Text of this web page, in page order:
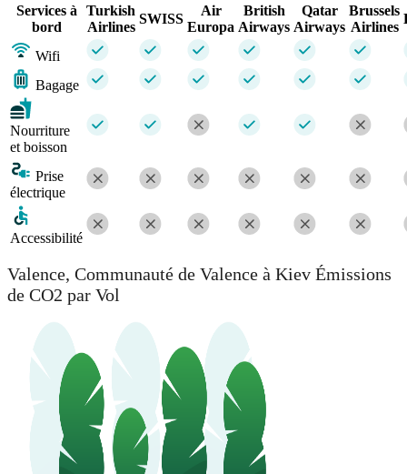
Services à
bord
Turkish
Airlines
SWISS
Air
Europa
British
Airways
Qatar
Airways
Brussels
Airlines
Wifi
Bagage
Nourriture
et boisson
Prise
électrique
Accessibilité
Valence, Communauté de Valence à Kiev Émissions
de CO2 par Vol